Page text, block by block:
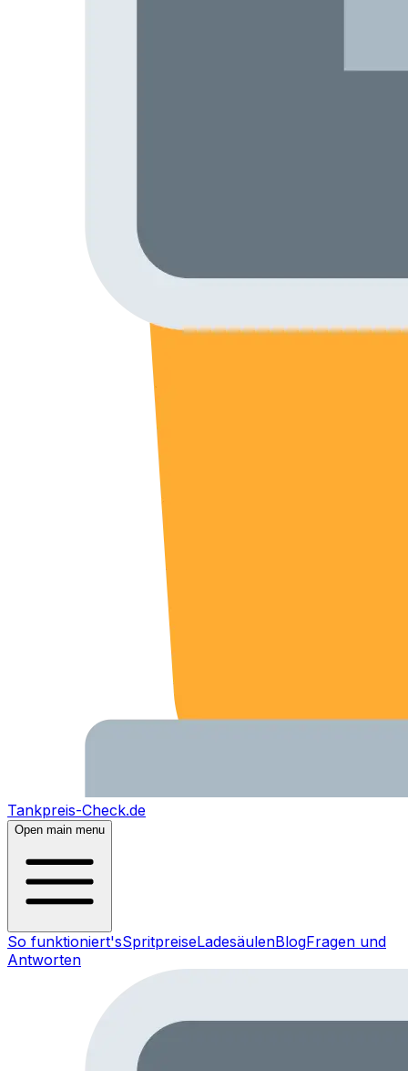
Tankpreis-Check.de
Open main menu
So funktioniert'sSpritpreiseLadesäulenBlogFragen und
Antworten